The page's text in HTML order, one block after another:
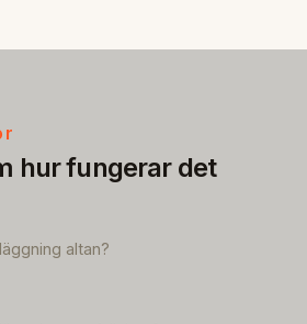
hur fungerar det
altan?